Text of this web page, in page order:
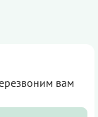
вам